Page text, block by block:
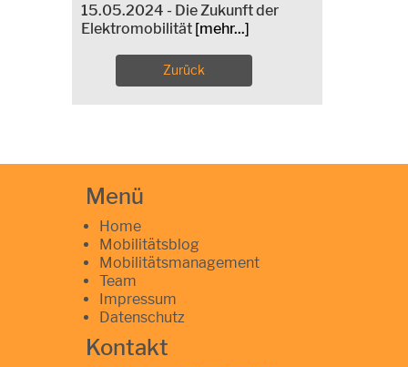
15.05.2024 - Die Zukunft der
Elektromobilität [mehr...]
Zurück
Menü
Home
Mobilitätsblog
Mobilitätsmanagement
Team
Impressum
Datenschutz
Kontakt